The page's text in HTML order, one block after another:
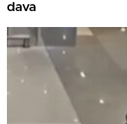
dava